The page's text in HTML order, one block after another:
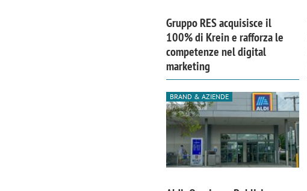
Gruppo RES acquisisce il
100% di Krein e rafforza le
competenze nel digital
marketing
BRAND & AZIENDE